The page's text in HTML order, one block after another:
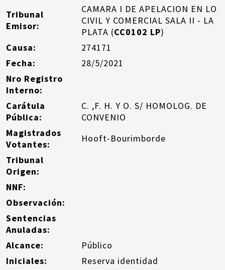
Tribunal
Emisor:
CAMARA I DE APELACION EN LO
CIVIL Y COMERCIAL SALA II - LA
PLATA (CC0102 LP)
Causa:
274171
Fecha:
28/5/2021
Nro Registro
Interno:
Carátula
Pública:
C. ,F. H. Y O. S/ HOMOLOG. DE
CONVENIO
Magistrados
Votantes:
Hooft-Bourimborde
Tribunal
Origen:
NNF:
Observación:
Sentencias
Anuladas:
Alcance:
Público
Iniciales:
Reserva identidad